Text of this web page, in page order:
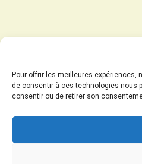
Pour offrir les meilleures
de consentir à ces technologies nous
consentir ou de retirer son